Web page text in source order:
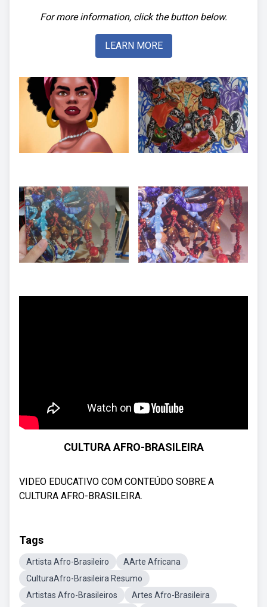
For more information, click the button below.
LEARN MORE
CULTURA AFRO-BRASILEIRA
VIDEO EDUCATIVO COM CONTEÚDO SOBRE A
CULTURA AFRO-BRASILEIRA.
Tags
Artista Afro-Brasileiro
AArte Africana
CulturaAfro-Brasileira Resumo
Artistas Afro-Brasileiros
Artes Afro-Brasileira